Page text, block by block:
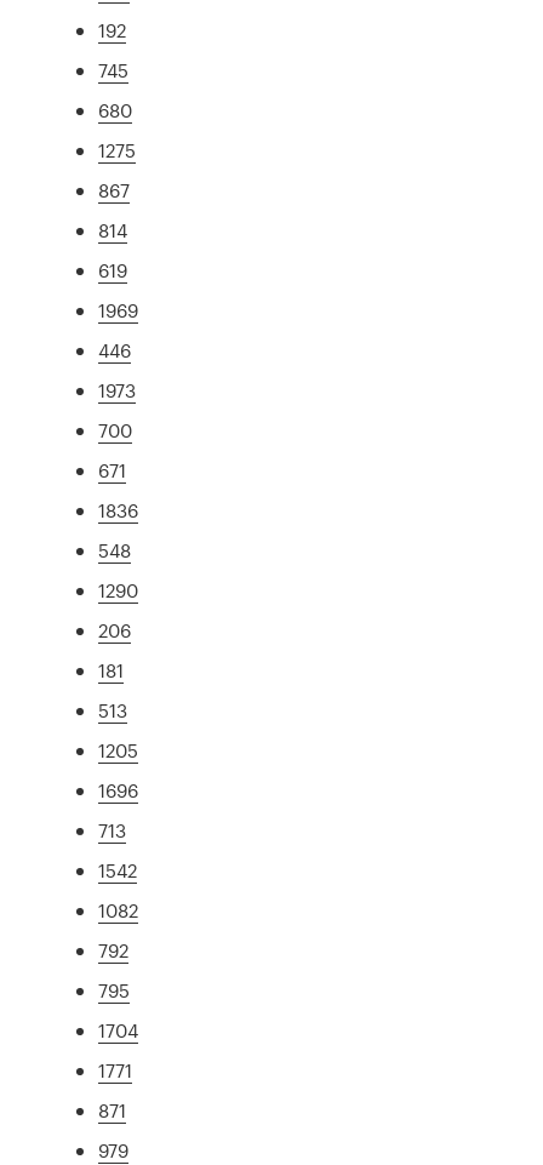
192
745
680
1275
867
814
619
1969
446
1973
700
671
1836
548
1290
206
181
513
1205
1696
713
1542
1082
792
795
1704
1771
871
979